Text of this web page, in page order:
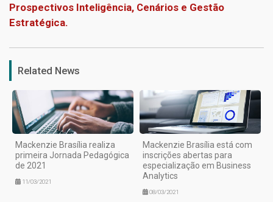
Prospectivos Inteligência, Cenários e Gestão
Estratégica.
Related News
Mackenzie Brasília realiza
primeira Jornada Pedagógica
de 2021
11/03/2021
Mackenzie Brasília está com
inscrições abertas para
especialização em Business
Analytics
08/03/2021